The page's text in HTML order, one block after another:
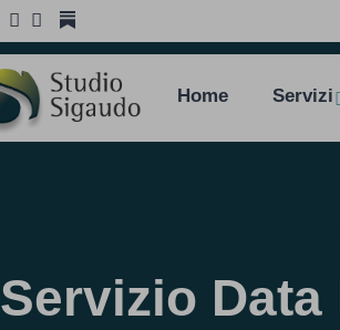
Home Servizi
Servizio